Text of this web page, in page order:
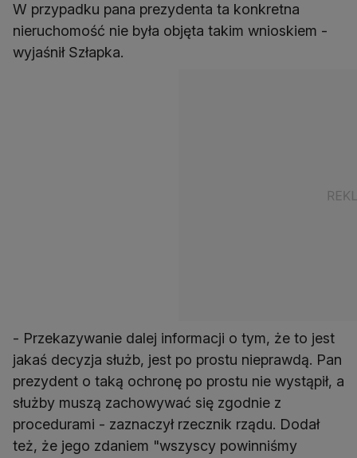
W przypadku pana prezydenta ta konkretna
nieruchomość nie była objęta takim wnioskiem -
wyjaśnił Szłapka.
- Przekazywanie dalej informacji o tym, że to jest
jakaś decyzja służb, jest po prostu nieprawdą. Pan
prezydent o taką ochronę po prostu nie wystąpił, a
służby muszą zachowywać się zgodnie z
procedurami - zaznaczył rzecznik rządu. Dodał
też, że jego zdaniem "wszyscy powinniśmy